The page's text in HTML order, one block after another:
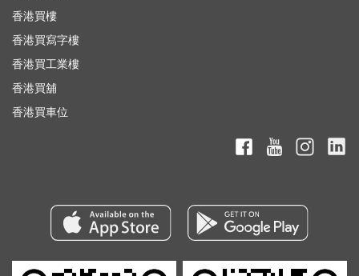
香港買樓
香港買寫字樓
香港買工業樓
香港買舖
香港買車位